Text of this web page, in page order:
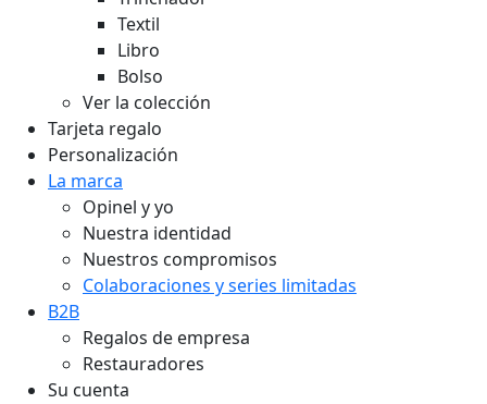
Textil
Libro
Bolso
Ver la colección
Tarjeta regalo
Personalización
La marca
Opinel y yo
Nuestra identidad
Nuestros compromisos
Colaboraciones y series limitadas
B2B
Regalos de empresa
Restauradores
Su cuenta